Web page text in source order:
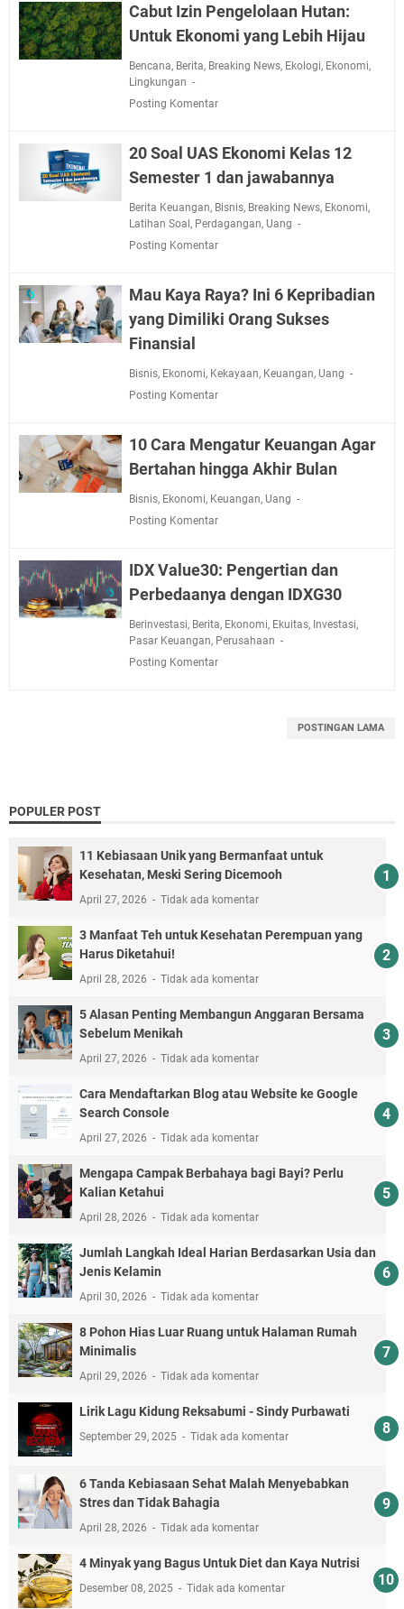
Cabut Izin Pengelolaan Hutan:
Untuk Ekonomi yang Lebih Hijau
Bencana, Berita, Breaking News, Ekologi, Ekonomi,
Lingkungan
Posting Komentar
20 Soal UAS Ekonomi Kelas 12
Semester 1 dan jawabannya
Berita Keuangan, Bisnis, Breaking News, Ekonomi,
Latihan Soal, Perdagangan, Uang
Posting Komentar
Mau Kaya Raya? Ini 6 Kepribadian
yang Dimiliki Orang Sukses
Finansial
Bisnis, Ekonomi, Kekayaan, Keuangan, Uang
Posting Komentar
10 Cara Mengatur Keuangan Agar
Bertahan hingga Akhir Bulan
Bisnis, Ekonomi, Keuangan, Uang
Posting Komentar
IDX Value30: Pengertian dan
Perbedaanya dengan IDXG30
Berinvestasi, Berita, Ekonomi, Ekuitas, Investasi,
Pasar Keuangan, Perusahaan
Posting Komentar
POSTINGAN LAMA
POPULER POST
11 Kebiasaan Unik yang Bermanfaat untuk
Kesehatan, Meski Sering Dicemooh
April 27, 2026 Tidak ada komentar
3 Manfaat Teh untuk Kesehatan Perempuan yang
Harus Diketahui!
April 28, 2026 Tidak ada komentar
5 Alasan Penting Membangun Anggaran Bersama
Sebelum Menikah
April 27, 2026 Tidak ada komentar
Cara Mendaftarkan Blog atau Website ke Google
Search Console
April 27, 2026 Tidak ada komentar
Mengapa Campak Berbahaya bagi Bayi? Perlu
Kalian Ketahui
April 28, 2026 Tidak ada komentar
Jumlah Langkah Ideal Harian Berdasarkan Usia dan
Jenis Kelamin
April 30, 2026 Tidak ada komentar
8 Pohon Hias Luar Ruang untuk Halaman Rumah
Minimalis
April 29, 2026 Tidak ada komentar
Lirik Lagu Kidung Reksabumi‬ - Sindy Purbawati
September 29, 2025 Tidak ada komentar
6 Tanda Kebiasaan Sehat Malah Menyebabkan
Stres dan Tidak Bahagia
April 28, 2026 Tidak ada komentar
4 Minyak yang Bagus Untuk Diet dan Kaya Nutrisi
Desember 08, 2025 Tidak ada komentar